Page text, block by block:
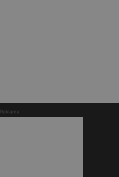
Reklama